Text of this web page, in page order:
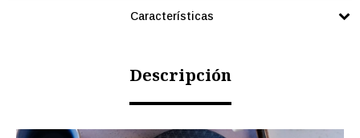
Características
Descripción